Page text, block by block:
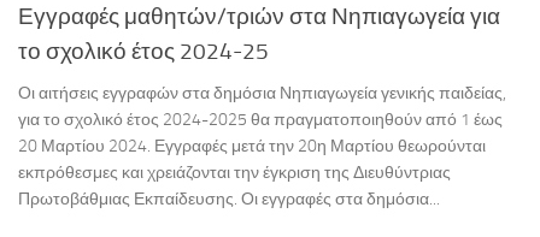
Εγγραφές μαθητών/τριών στα Νηπιαγωγεία για
το σχολικό έτος 2024-25
Οι αιτήσεις εγγραφών στα δημόσια Νηπιαγωγεία γενικής παιδείας,
για το σχολικό έτος 2024-2025 θα πραγματοποιηθούν από 1 έως
20 Μαρτίου 2024. Εγγραφές μετά την 20η Μαρτίου θεωρούνται
εκπρόθεσμες και χρειάζονται την έγκριση της Διευθύντριας
Πρωτοβάθμιας Εκπαίδευσης. Οι εγγραφές στα δημόσια...